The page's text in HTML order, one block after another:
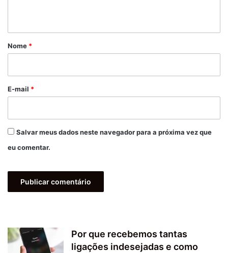
r
*
Nome *
E-mail *
Salvar meus dados neste navegador para a próxima vez que
eu comentar.
Por que recebemos tantas
ligações indesejadas e como